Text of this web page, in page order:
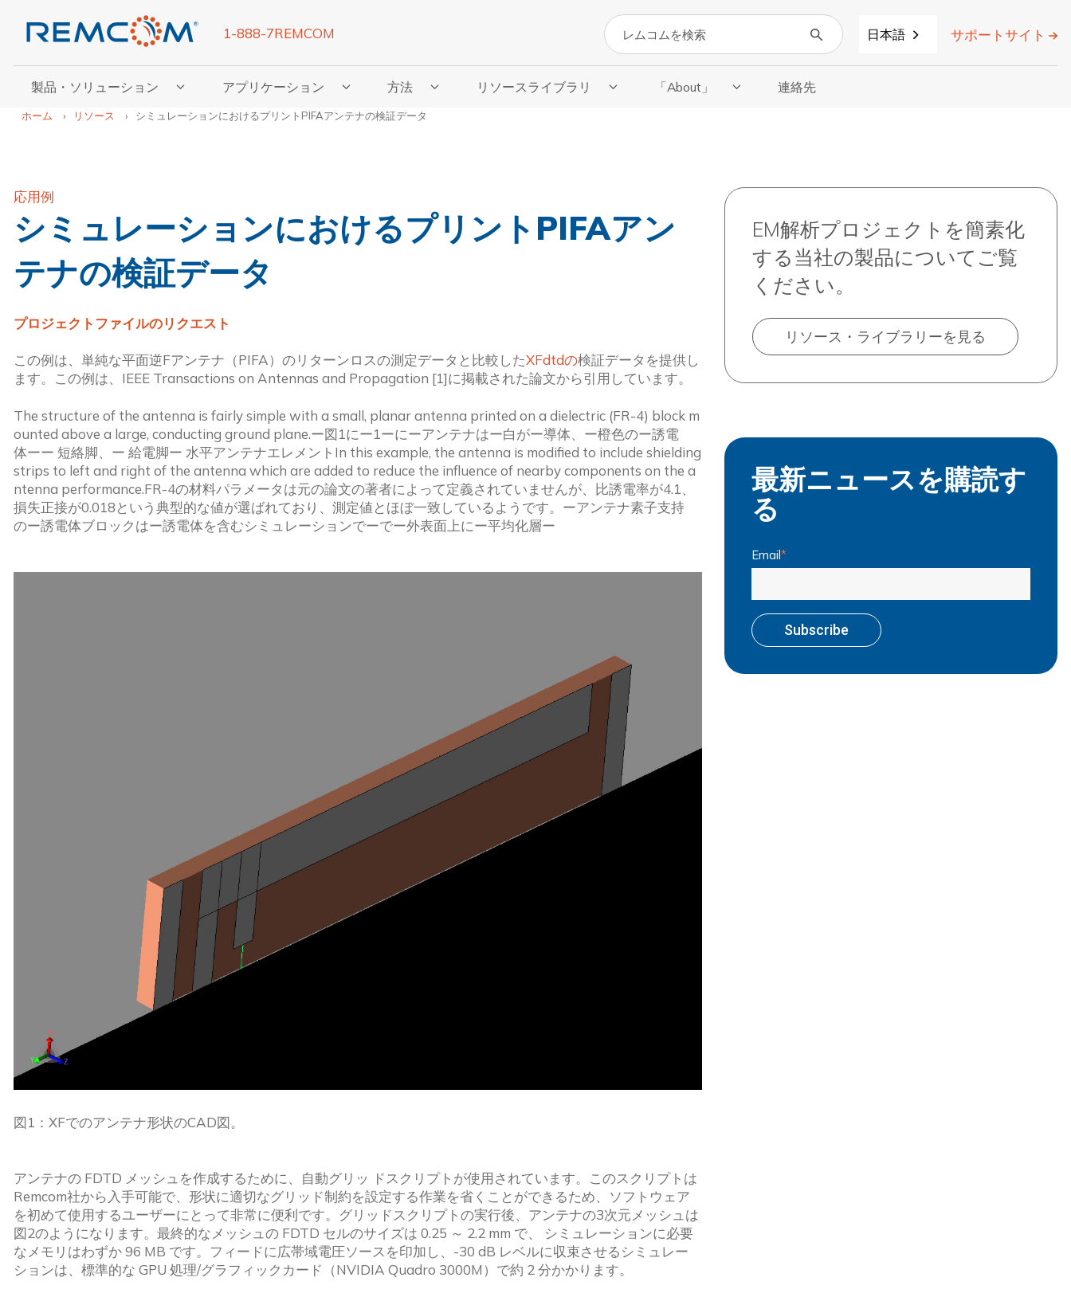
1-888-7REMCOM 検索 日本語 サポートサイト
製品・ソリューション
「製品・ソリューション」のサブメニューを表示
アプリケーション
「アプリケーション」のサブメニューを表示
方法
「方法」のサブメニューを表示
リソースライブラリ
リソースライブラリのサブメニューを表示
「About」
「About」のサブメニューを表示
連絡先
ホーム リソース シミュレーションにおけるプリントPIFAアンテナの検証データ
応用例
シミュレーションにおけるプリントPIFAアン
テナの検証データ
プロジェクトファイルのリクエスト
この例は、単純な平面逆Fアンテナ（PIFA）のリターンロスの測定データと比較したXFdtdの検証データを提供し
ます。この例は、IEEE Transactions on Antennas and Propagation [1]に掲載された論文から引用しています。
The structure of the antenna is fairly simple with a small, planar antenna printed on a dielectric (FR-4) block m
ounted above a large, conducting ground plane.ー図1にー1ーにーアンテナはー白がー導体、ー橙色のー誘電
体ーー 短絡脚、ー 給電脚ー 水平アンテナエレメントIn this example, the antenna is modified to include shielding
strips to left and right of the antenna which are added to reduce the influence of nearby components on the a
ntenna performance.FR-4の材料パラメータは元の論文の著者によって定義されていませんが、比誘電率が4.1、
損失正接が0.018という典型的な値が選ばれており、測定値とほぼ一致しているようです。ーアンテナ素子支持
のー誘電体ブロックはー誘電体を含むシミュレーションでーでー外表面上にー平均化層ー
図1：XFでのアンテナ形状のCAD図。
アンテナの FDTD メッシュを作成するために、自動グリッ ドスクリプトが使用されています。このスクリプトは
Remcom社から入手可能で、形状に適切なグリッド制約を設定する作業を省くことができるため、ソフトウェア
を初めて使用するユーザーにとって非常に便利です。グリッドスクリプトの実行後、アンテナの3次元メッシュは
図2のようになります。最終的なメッシュの FDTD セルのサイズは 0.25 ～ 2.2 mm で、 シミュレーションに必要
なメモリはわずか 96 MB です。フィードに広帯域電圧ソースを印加し、-30 dB レベルに収束させるシミュレー
ションは、標準的な GPU 処理/グラフィックカード（NVIDIA Quadro 3000M）で約 2 分かかります。
EM解析プロジェクトを簡素化
する当社の製品についてご覧
ください。
リソース・ライブラリーを見る
最新ニュースを購読す
る
Email*